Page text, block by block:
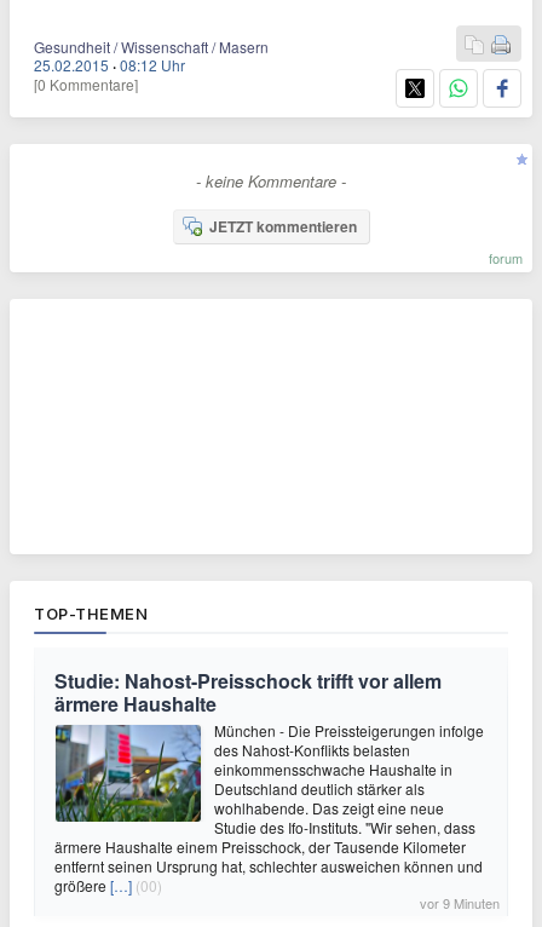
Gesundheit / Wissenschaft / Masern
25.02.2015 ·08:12 Uhr
[0 Kommentare]
- keine Kommentare -
JETZT kommentieren
forum
TOP-THEMEN
Studie: Nahost-Preisschock trifft vor allem
ärmere Haushalte
München - Die Preissteigerungen infolge
des Nahost-Konflikts belasten
einkommensschwache Haushalte in
Deutschland deutlich stärker als
wohlhabende. Das zeigt eine neue
Studie des Ifo-Instituts. "Wir sehen, dass
ärmere Haushalte einem Preisschock, der Tausende Kilometer
entfernt seinen Ursprung hat, schlechter ausweichen können und
größere […] (00)
vor 9 Minuten